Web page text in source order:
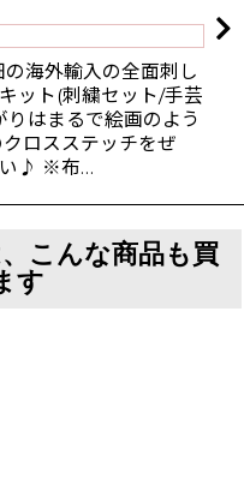
海外輸入の全面刺し
ット(刺繍セット/手芸
りはまるで絵画のよう
ロスステッチをぜ
い♪ ※布…
こんな商品も買
す